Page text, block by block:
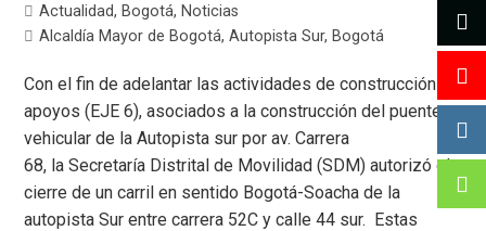
Actualidad, Bogotá, Noticias
Alcaldía Mayor de Bogotá,Autopista Sur, Bogotá
Con el fin de adelantar las actividades de construcción de
apoyos (EJE 6), asociados a la construcción del puente
vehicular de la Autopista sur por av. Carrera
68, la Secretaría Distrital de Movilidad (SDM) autorizó el
cierre de un carril en sentido Bogotá-Soacha de la
autopista Sur entre carrera 52C y calle 44 sur. Estas